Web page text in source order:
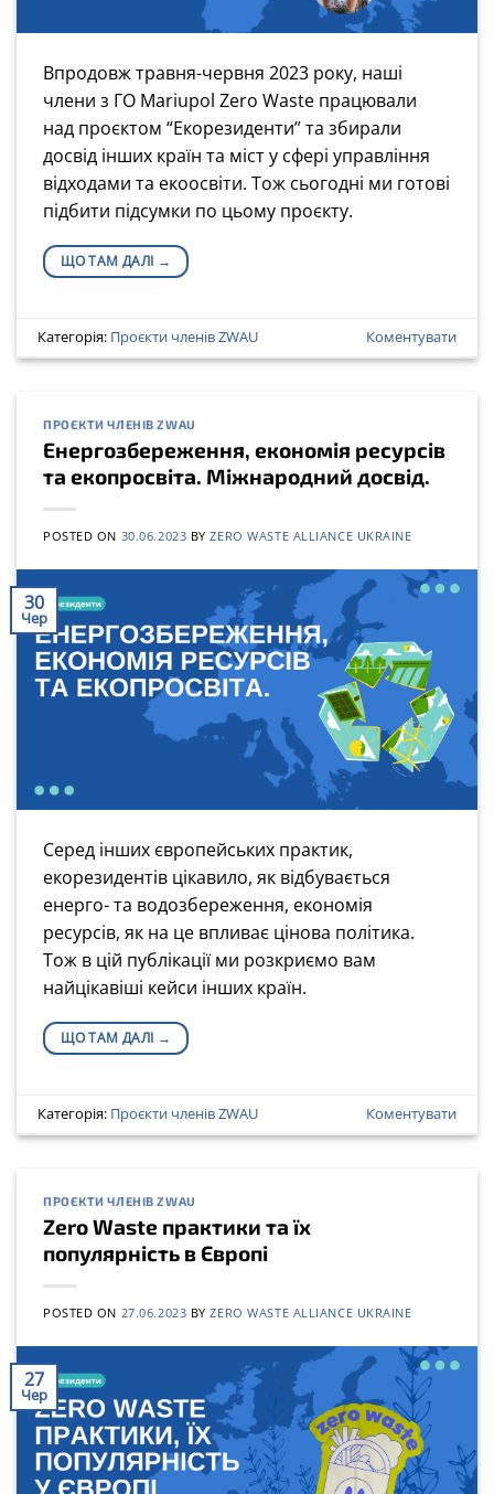
Впродовж травня-червня 2023 року, наші
члени з ГО Mariupol Zero Waste працювали
над проєктом “Екорезиденти” та збирали
досвід інших країн та міст у сфері управління
відходами та екоосвіти. Тож сьогодні ми готові
підбити підсумки по цьому проєкту.
ЩО ТАМ ДАЛІ →
Категорія: Проєкти членів ZWAU Коментувати
ПРОЄКТИ ЧЛЕНІВ ZWAU
Енергозбереження, економія ресурсів
та екопросвіта. Міжнародний досвід.
POSTED ON 30.06.2023 BYZERO WASTE ALLIANCE UKRAINE
30
Чер
Серед інших європейських практик,
екорезидентів цікавило, як відбувається
енерго- та водозбереження, економія
ресурсів, як на це впливає цінова політика.
Тож в цій публікації ми розкриємо вам
найцікавіші кейси інших країн.
ЩО ТАМ ДАЛІ →
Категорія: Проєкти членів ZWAU Коментувати
ПРОЄКТИ ЧЛЕНІВ ZWAU
Zero Waste практики та їх
популярність в Європі
POSTED ON 27.06.2023 BYZERO WASTE ALLIANCE UKRAINE
27
Чер